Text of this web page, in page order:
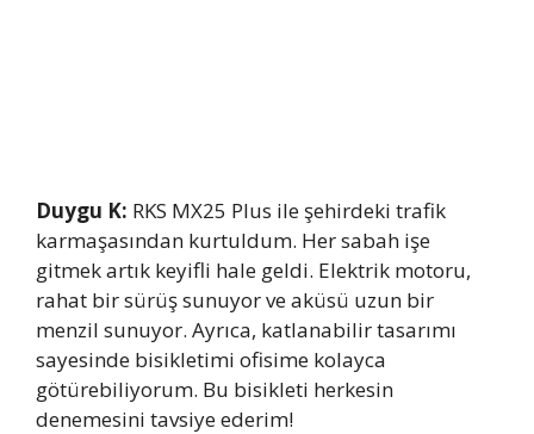
Duygu K: RKS MX25 Plus ile şehirdeki trafik
karmaşasından kurtuldum. Her sabah işe
gitmek artık keyifli hale geldi. Elektrik motoru,
rahat bir sürüş sunuyor ve aküsü uzun bir
menzil sunuyor. Ayrıca, katlanabilir tasarımı
sayesinde bisikletimi ofisime kolayca
götürebiliyorum. Bu bisikleti herkesin
denemesini tavsiye ederim!